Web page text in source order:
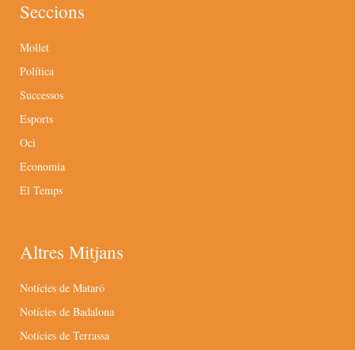
Seccions
Mollet
Política
Successos
Esports
Oci
Economia
El Temps
Altres Mitjans
Notícies de Mataró
Notícies de Badalona
Notícies de Terrassa